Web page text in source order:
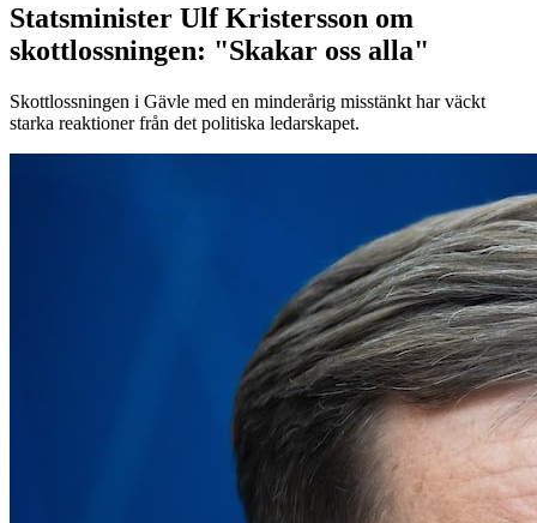
Statsminister Ulf Kristersson om
skottlossningen: "Skakar oss alla"
Skottlossningen i Gävle med en minderårig misstänkt har väckt
starka reaktioner från det politiska ledarskapet.